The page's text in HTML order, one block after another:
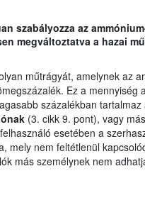
szabályozza az
megváltoztatva a hazai
műtrágyát, amelynek az
Ez a mennyiség
százalékban tartalmaz
(3. cikk 9. pont), vagy
esetében a
mely nem feltétlenül
más személynek nem